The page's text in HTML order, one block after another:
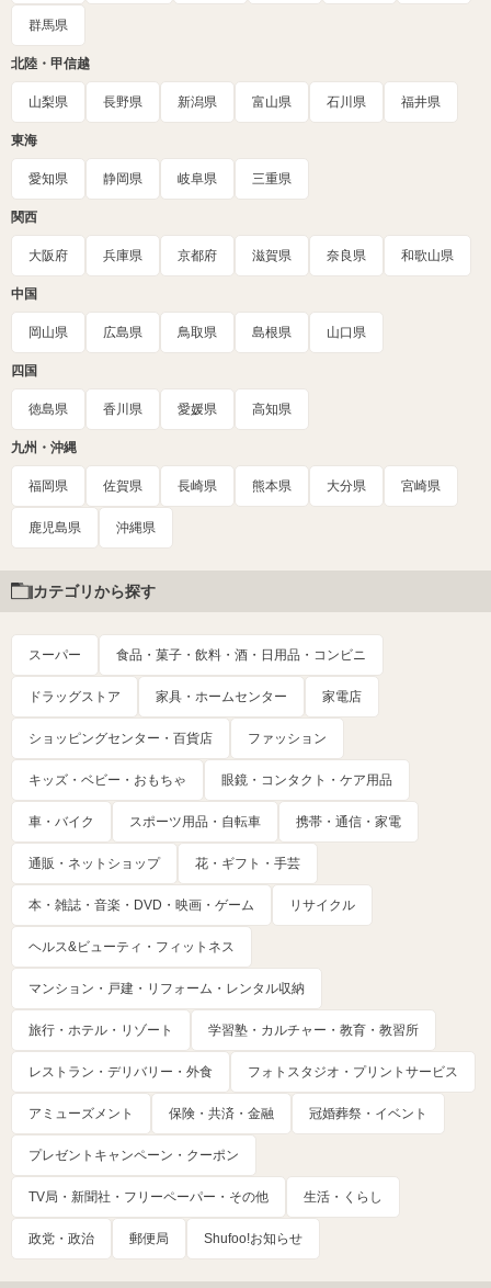
群馬県
北陸・甲信越
山梨県 長野県 新潟県 富山県 石川県 福井県
東海
愛知県 静岡県 岐阜県 三重県
関西
大阪府 兵庫県 京都府 滋賀県 奈良県 和歌山県
中国
岡山県 広島県 鳥取県 島根県 山口県
四国
徳島県 香川県 愛媛県 高知県
九州・沖縄
福岡県 佐賀県 長崎県 熊本県 大分県 宮崎県
鹿児島県 沖縄県
カテゴリから探す
スーパー 食品・菓子・飲料・酒・日用品・コンビニ
ドラッグストア 家具・ホームセンター 家電店
ショッピングセンター・百貨店 ファッション
キッズ・ベビー・おもちゃ 眼鏡・コンタクト・ケア用品
車・バイク スポーツ用品・自転車 携帯・通信・家電
通販・ネットショップ 花・ギフト・手芸
本・雑誌・音楽・DVD・映画・ゲーム リサイクル
ヘルス&ビューティ・フィットネス
マンション・戸建・リフォーム・レンタル収納
旅行・ホテル・リゾート 学習塾・カルチャー・教育・教習所
レストラン・デリバリー・外食 フォトスタジオ・プリントサービス
アミューズメント 保険・共済・金融 冠婚葬祭・イベント
プレゼントキャンペーン・クーポン
TV局・新聞社・フリーペーパー・その他 生活・くらし
政党・政治 郵便局 Shufoo!お知らせ